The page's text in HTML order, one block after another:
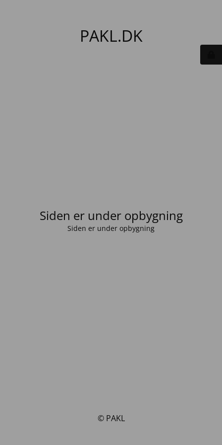
PAKL.DK
Siden er under opbygning
Siden er under opbygning
© PAKL